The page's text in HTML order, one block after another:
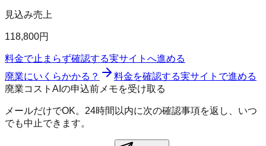
見込み売上
118,800円
料金で止まらず確認する実サイトへ進める
廃業にいくらかかる？
料金を確認する実サイトで進める
廃業コストAIの申込前メモを受け取る
メールだけでOK。24時間以内に次の確認事項を返し、いつ
でも中止できます。